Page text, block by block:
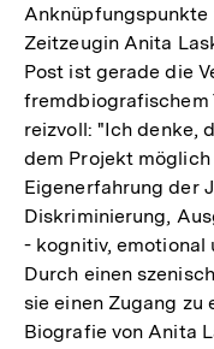
Zeitzeugin Anita
Post ist gerade die
fremdbiografischem
reizvoll: "Ich denke,
dem Projekt
Eigenerfahrung der
Diskriminierung,
- kognitiv, emotional
Durch einen
sie einen Zugang zu
Biografie von Anita